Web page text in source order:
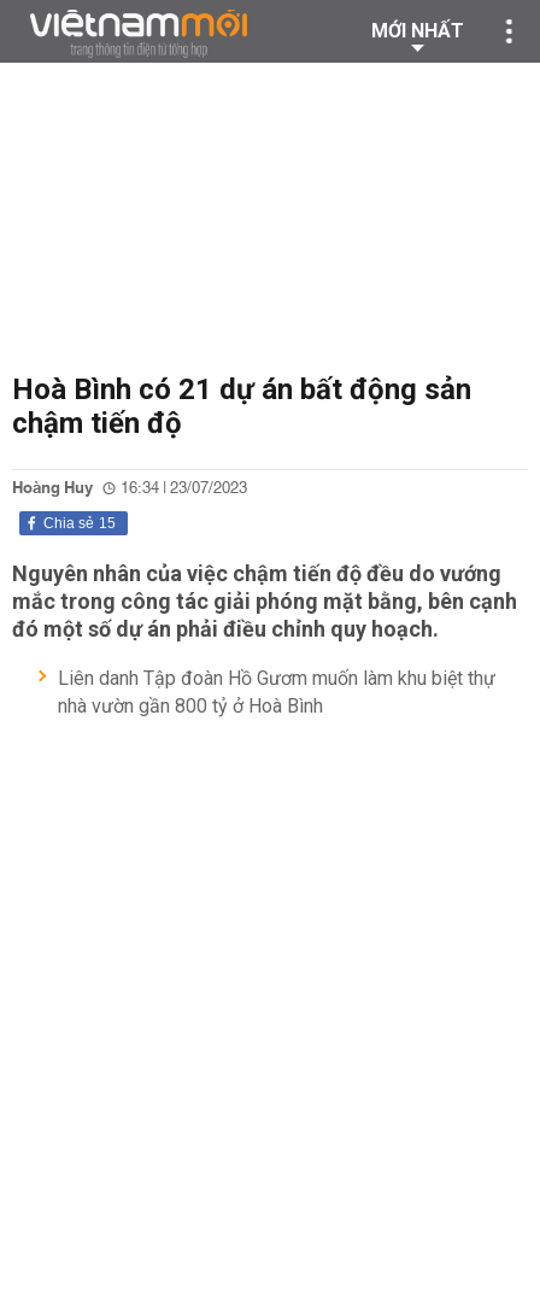
MỚI NHẤT
Hoà Bình có 21 dự án bất động sản
chậm tiến độ
Hoàng Huy 16:34 | 23/07/2023
15
Chia sẻ
Nguyên nhân của việc chậm tiến độ đều do vướng
mắc trong công tác giải phóng mặt bằng, bên cạnh
đó một số dự án phải điều chỉnh quy hoạch.
Liên danh Tập đoàn Hồ Gươm muốn làm khu biệt thự
nhà vườn gần 800 tỷ ở Hoà Bình